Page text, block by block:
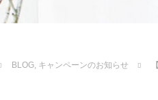
BLOG, キャンペーンのお知らせ